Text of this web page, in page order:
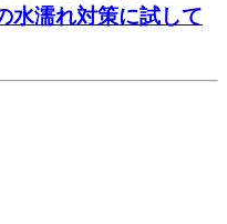
水濡れ対策に試して